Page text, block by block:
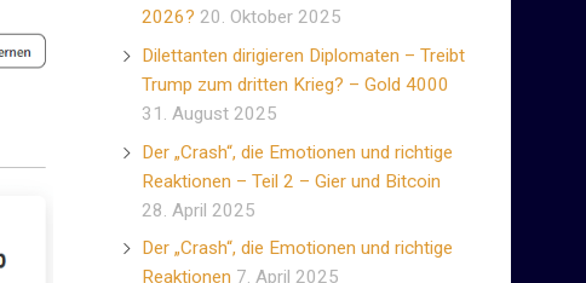
2026? 20. Oktober 2025
Dilettanten dirigieren Diplomaten – Treibt
Trump zum dritten Krieg? – Gold 4000
31. August 2025
Der „Crash“, die Emotionen und richtige
Reaktionen – Teil 2 – Gier und Bitcoin
28. April 2025
Der „Crash“, die Emotionen und richtige
Reaktionen 7. April 2025